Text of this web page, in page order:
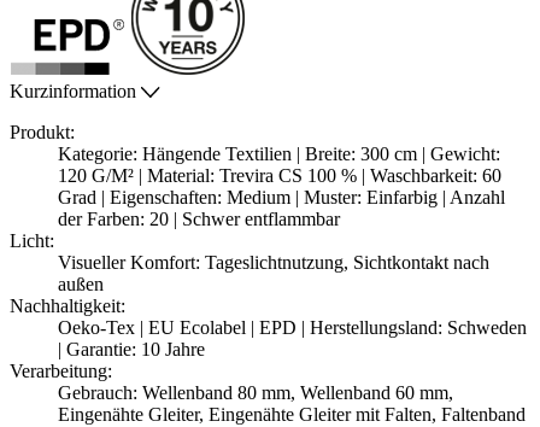
Kurzinformation
Produkt:
Kategorie: Hängende Textilien | Breite: 300 cm | Gewicht:
120 G/M² | Material: Trevira CS 100 % | Waschbarkeit: 60
Grad | Eigenschaften: Medium | Muster: Einfarbig | Anzahl
der Farben: 20 | Schwer entflammbar
Licht:
Visueller Komfort: Tageslichtnutzung, Sichtkontakt nach
außen
Nachhaltigkeit:
Oeko-Tex | EU Ecolabel | EPD | Herstellungsland: Schweden
| Garantie: 10 Jahre
Verarbeitung:
Gebrauch: Wellenband 80 mm, Wellenband 60 mm,
Eingenähte Gleiter, Eingenähte Gleiter mit Falten, Faltenband